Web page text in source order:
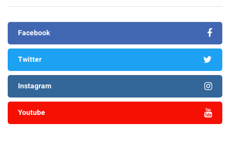
Facebook
Twitter
Instagram
Youtube